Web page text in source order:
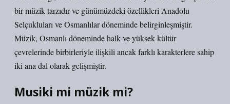
bir müzik tarzıdır ve günümüzdeki özellikleri Anadolu
Selçukluları ve Osmanlılar döneminde belirginleşmiştir.
Müzik, Osmanlı döneminde halk ve yüksek kültür
çevrelerinde birbirleriyle ilişkili ancak farklı karakterlere sahip
iki ana dal olarak gelişmiştir.
Musiki mi müzik mi?